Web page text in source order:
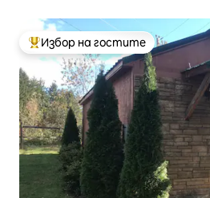
Най-популярен избор на гостите
Избор на гостите